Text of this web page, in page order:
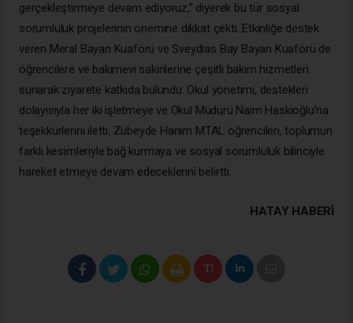
gerçekleştirmeye devam ediyoruz,” diyerek bu tür sosyal
sorumluluk projelerinin önemine dikkat çekti. Etkinliğe destek
veren Meral Bayan Kuaförü ve Sveydias Bay Bayan Kuaförü de
öğrencilere ve bakımevi sakinlerine çeşitli bakım hizmetleri
sunarak ziyarete katkıda bulundu. Okul yönetimi, destekleri
dolayısıyla her iki işletmeye ve Okul Müdürü Naim Haskioğlu'na
teşekkürlerini iletti. Zübeyde Hanım MTAL öğrencileri, toplumun
farklı kesimleriyle bağ kurmaya ve sosyal sorumluluk bilinciyle
hareket etmeye devam edeceklerini belirtti.
HATAY HABERİ